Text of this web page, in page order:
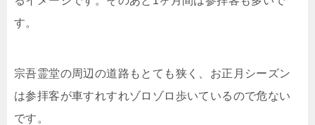
す。
宗吾霊堂の周辺の道路もとても狭く、お正月シーズン
は参拝客が車すれすれゾロゾロ歩いているので危ない
です。